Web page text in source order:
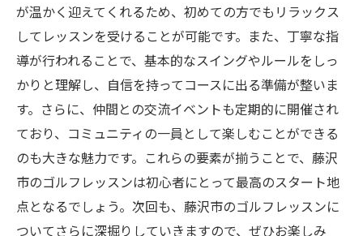
秘訣
藤沢市でゴルフを始めるメリットとレッスン内
容
藤沢市のゴルフレッスンで得られる多くの
メリット
藤沢市のレッスン内容を詳しく解説
藤沢市でのゴルフレッスンがもたらす健康
効果
藤沢市のゴルフレッスンが提供する多様な
が温かく迎えてくれるため、初めての方でもリラックス
してレッスンを受けることが可能です。また、丁寧な指
導が行われることで、基本的なスイングやルールをしっ
かりと理解し、自信を持ってコースに出る準備が整いま
す。さらに、仲間との交流イベントも定期的に開催され
ており、コミュニティの一員として楽しむことができる
のも大きな魅力です。これらの要素が揃うことで、藤沢
市のゴルフレッスンは初心者にとって最高のスタート地
点となるでしょう。次回も、藤沢市のゴルフレッスンに
ついてさらに深掘りしていきますので、ぜひお楽しみ